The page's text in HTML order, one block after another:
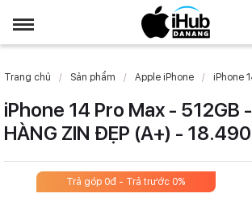
Trang chủ Sản phẩm Apple iPhone iPhone
iPhone 14 Pro Max - 512GB
HÀNG ZIN ĐẸP (A+) -
Trả góp 0đ - Trả trước 0%